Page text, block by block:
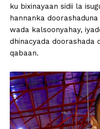
ku bixinayaan sidii la
hannanka
wada kalsoonyahay,
dhinacyada doorashada
qabaan.